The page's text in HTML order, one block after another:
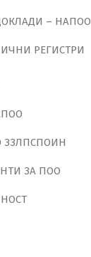
– НАПОО
РЕГИСТРИ
ЗЗЛПСПОИН
ЗА ПОО